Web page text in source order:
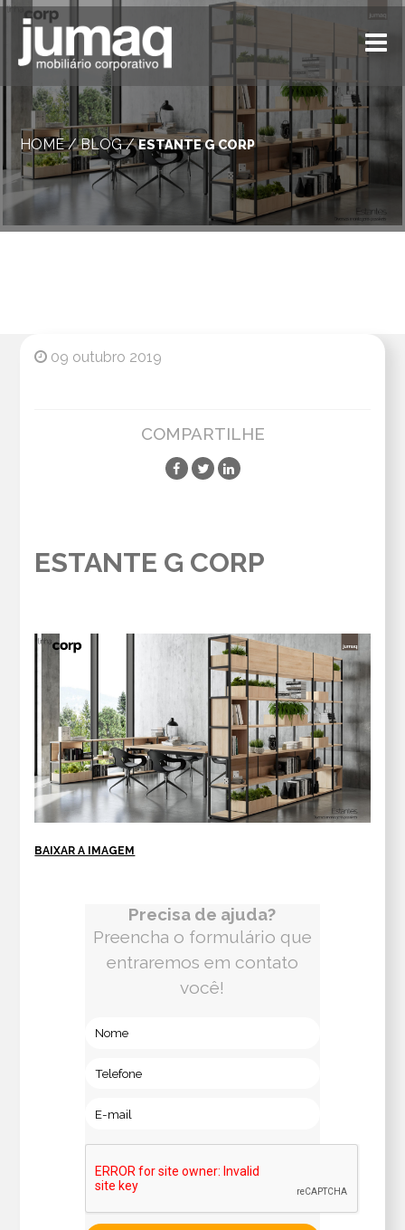
HOME/BLOG/ESTANTE G CORP
09 outubro 2019
COMPARTILHE
ESTANTE G CORP
BAIXAR A IMAGEM
Precisa de ajuda?
Preencha o formulário que
entraremos em contato
você!